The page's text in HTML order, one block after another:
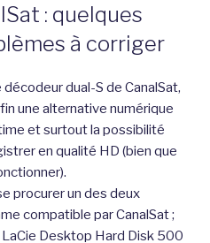
: quelques
à corriger
décodeur dual-S de CanalSat,
une alternative numérique
et surtout la possibilité
en qualité HD (bien que
procurer un des deux
compatible par CanalSat ;
Desktop Hard Disk 500